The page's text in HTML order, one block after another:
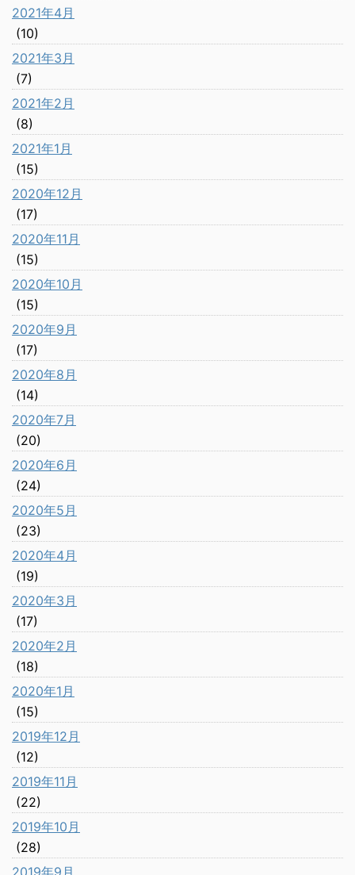
2021年4月
(10)
2021年3月
(7)
2021年2月
(8)
2021年1月
(15)
2020年12月
(17)
2020年11月
(15)
2020年10月
(15)
2020年9月
(17)
2020年8月
(14)
2020年7月
(20)
2020年6月
(24)
2020年5月
(23)
2020年4月
(19)
2020年3月
(17)
2020年2月
(18)
2020年1月
(15)
2019年12月
(12)
2019年11月
(22)
2019年10月
(28)
2019年9月